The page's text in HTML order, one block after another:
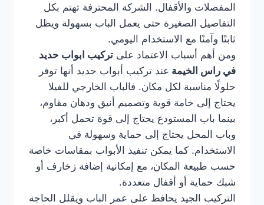
المفصلات والأقفال. الشركة المحترفة تهتم بكل
التفاصيل الصغيرة حتى يعمل الباب بسهولة ويظل
ثابتًا وآمنًا مع الاستخدام اليومي.
ومن أهم أسباب الاعتماد على تركيب ابواب حديد
في راس الخيمة عند تركيب أبواب حديد أنها توفر
حلولًا مناسبة لكل مكان. فالباب الخارجي للفيلا
يحتاج إلى خامة قوية وتصميم أنيق ودهان مقاوم،
بينما باب المستودع يحتاج إلى قوة تحمل أكبر،
وباب المحل يحتاج إلى حماية وسهولة في
الاستخدام. كما يمكن تنفيذ الأبواب بمقاسات خاصة
حسب طبيعة المكان، مع إمكانية إضافة زخارف أو
شبك حماية أو أقفال متعددة.
التركيب الجيد يحافظ على عمر الباب ويقلل الحاجة